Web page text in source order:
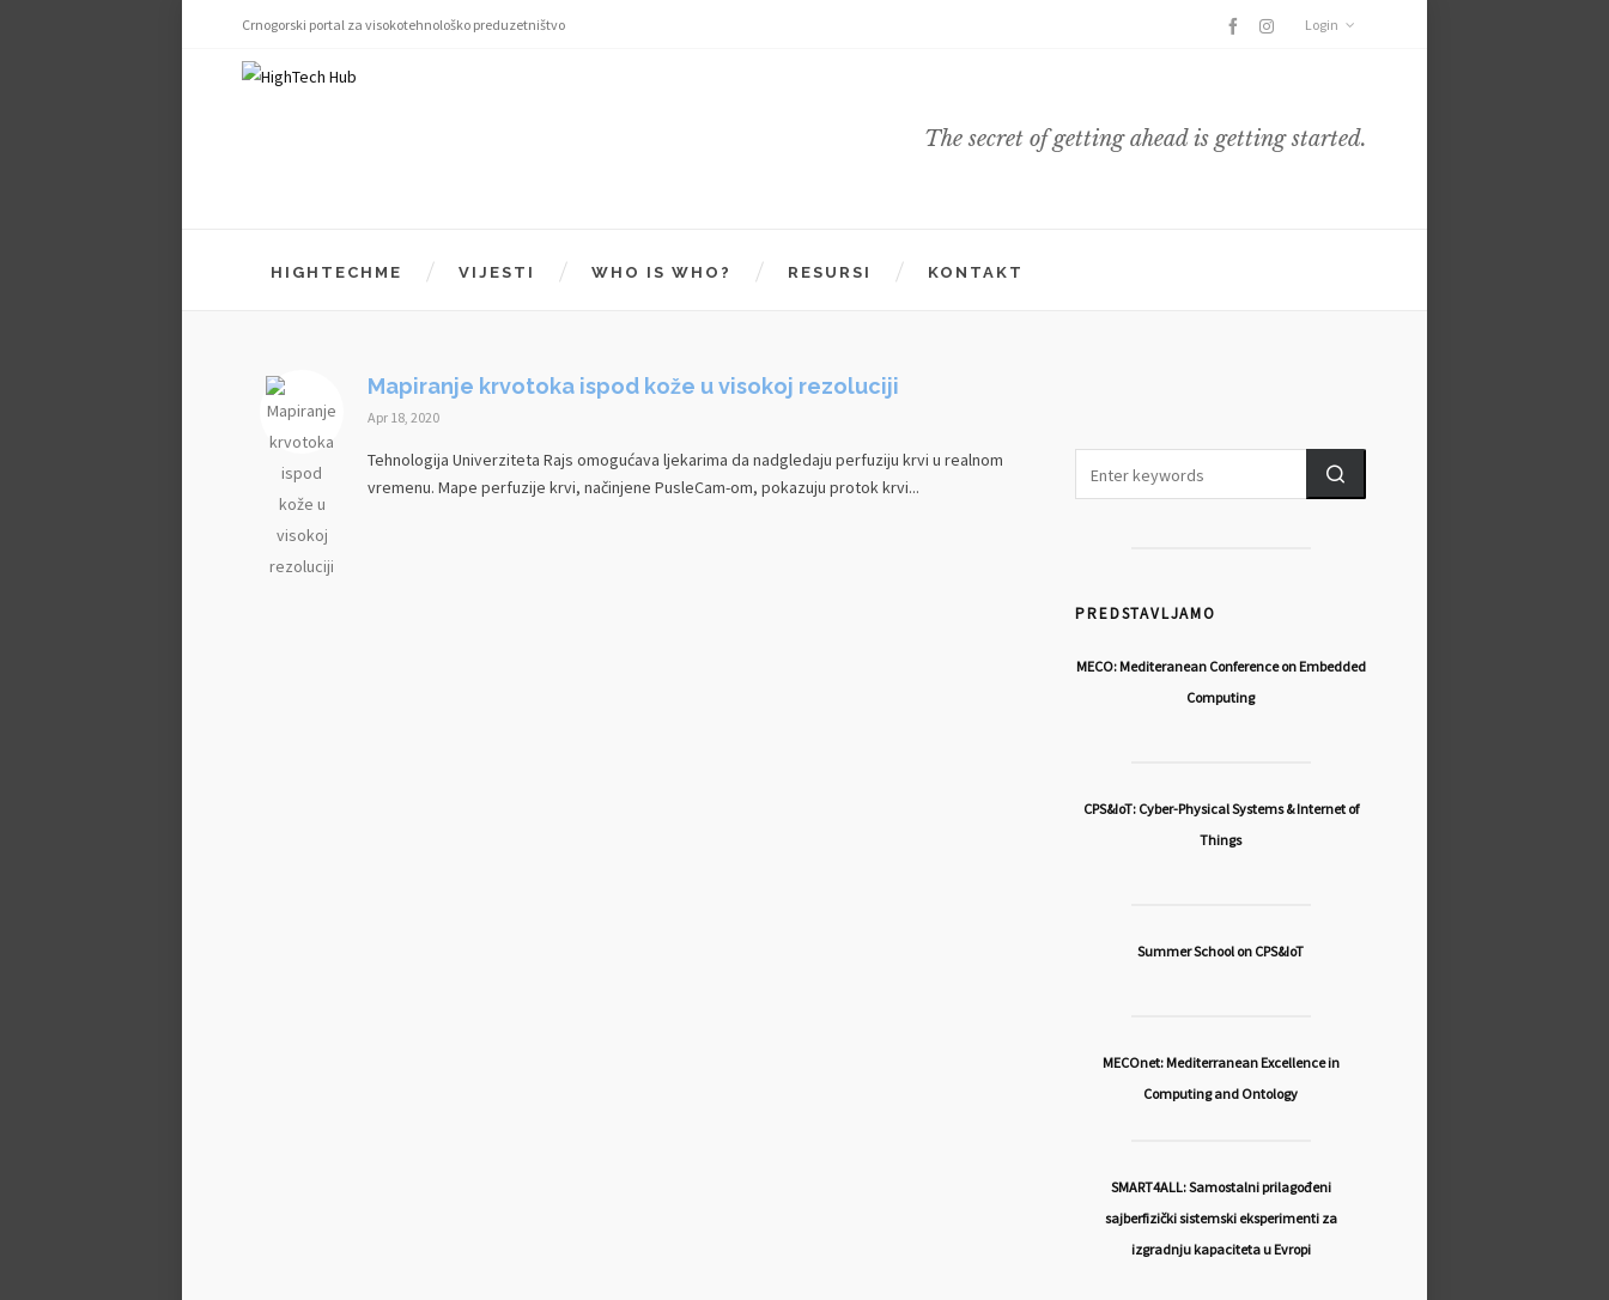
Crnogorski portal za visokotehnološko preduzetništvo Login
The secret of getting ahead is getting started.
HIGHTECHME VIJESTI WHO IS WHO? RESURSI KONTAKT
Mapiranje krvotoka ispod kože u visokoj rezoluciji
Apr 18, 2020
Tehnologija Univerziteta Rajs omogućava ljekarima da nadgledaju perfuziju krvi u realnom
vremenu. Mape perfuzije krvi, načinjene PusleCam-om, pokazuju protok krvi...
PREDSTAVLJAMO
MECO: Mediteranean Conference on Embedded
Computing
CPS&IoT: Cyber-Physical Systems & Internet of
Things
Summer School on CPS&IoT
MECOnet: Mediterranean Excellence in
Computing and Ontology
SMART4ALL: Samostalni prilagođeni
sajberfizički sistemski eksperimenti za
izgradnju kapaciteta u Evropi